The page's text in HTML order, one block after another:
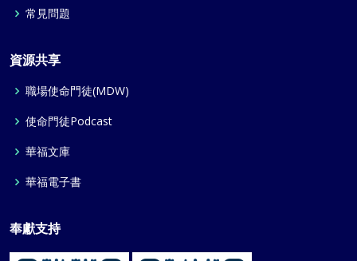
常見問題
資源共享
職場使命門徒(MDW)
使命門徒Podcast
華福文庫
華福電子書
奉獻支持